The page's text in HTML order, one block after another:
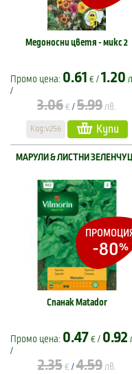
Медоносни цветя - микс 2
Промо цена: 0.61 € / 1.20
/
3.06 € / 5.99 лв.
Код:v256 Купи
-80%
МАРУЛИ & ЛИСТНИ
Спанак Matador
Промо цена: 0.47 € / 0.92
/
2.35 € /4.59 лв.